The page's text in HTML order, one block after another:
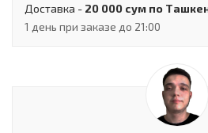
Доставка - 20 000 сум по
1 день при заказе до 21:00